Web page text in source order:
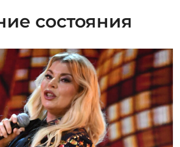
состояния